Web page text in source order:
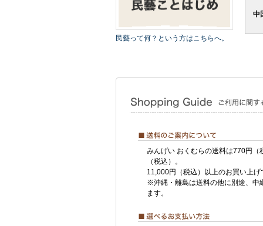
民藝って何？という方はこちらへ。
中
みんげい おくむらの送料は770円（
（税込）。
11,000円（税込）以上のお買い上げ
※沖縄・離島は送料の他に別途、中
ます。